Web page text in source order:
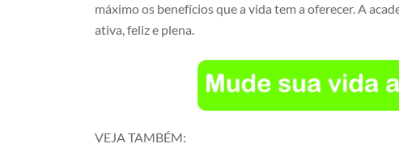
máximo os benefícios que a vida tem a oferecer. A
ativa, feliz e plena.
VEJA TAMBÉM: